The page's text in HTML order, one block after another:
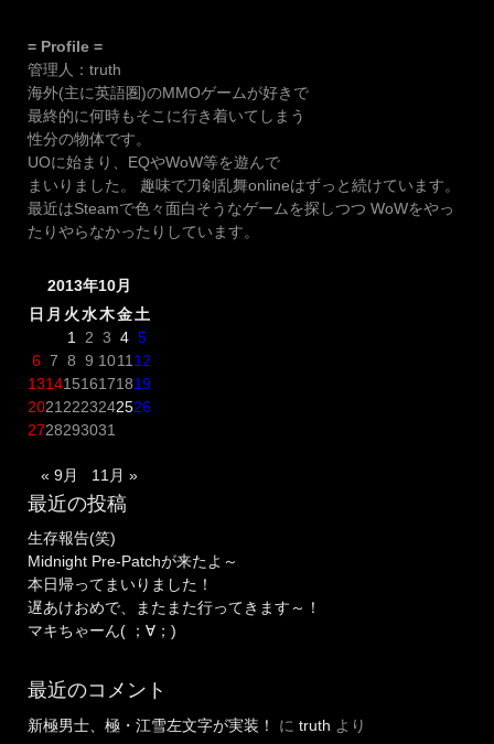
= Profile =
管理人：truth
海外(主に英語圏)のMMOゲームが好きで
最終的に何時もそこに行き着いてしまう
性分の物体です。
UOに始まり、EQやWoW等を遊んで
まいりました。 趣味で刀剣乱舞onlineはずっと続けています。
最近はSteamで色々面白そうなゲームを探しつつ WoWをやっ
たりやらなかったりしています。
2013年10月
日 月 火水木金土
1
2 3 4 5
6 7 8 9 1011 12
13141516171819
2021 2223242526
2728293031
« 9月 11月 »
最近の投稿
生存報告(笑)
Midnight Pre-Patchが来たよ～
本日帰ってまいりました！
遅あけおめで、またまた行ってきます～！
マキちゃーん( ；∀；)
最近のコメント
新極男士、極・江雪左文字が実装！ に truth より